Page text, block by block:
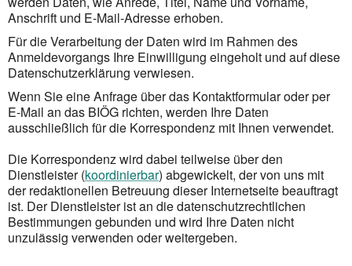
Anschrift und E-Mail-Adresse erhoben.
Für die Verarbeitung der Daten wird im Rahmen des
Anmeldevorgangs Ihre Einwilligung eingeholt und auf diese
Datenschutzerklärung verwiesen.
Wenn Sie eine Anfrage über das Kontaktformular oder per
E-Mail an das BIÖG richten, werden Ihre Daten
ausschließlich für die Korrespondenz mit Ihnen verwendet.
Die Korrespondenz wird dabei teilweise über den
Dienstleister (koordinierbar) abgewickelt, der von uns mit
der redaktionellen Betreuung dieser Internetseite beauftragt
ist. Der Dienstleister ist an die datenschutzrechtlichen
Bestimmungen gebunden und wird Ihre Daten nicht
unzulässig verwenden oder weitergeben.